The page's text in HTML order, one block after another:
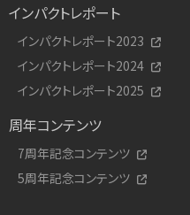
インパクトレポート
インパクトレポート2023
インパクトレポート2024
インパクトレポート2025
周年コンテンツ
7周年記念コンテンツ
5周年記念コンテンツ